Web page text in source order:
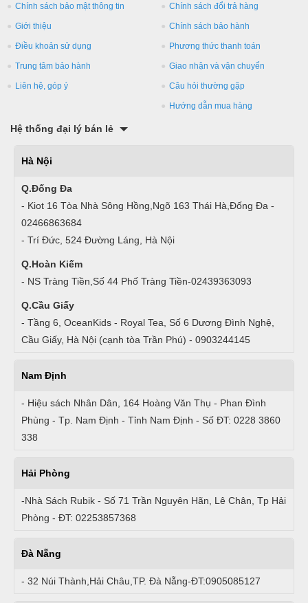
Chính sách bảo mật thông tin
Giới thiệu
Điều khoản sử dụng
Trung tâm bảo hành
Liên hệ, góp ý
Chính sách đổi trả hàng
Chính sách bảo hành
Phương thức thanh toán
Giao nhận và vận chuyển
Câu hỏi thường gặp
Hướng dẫn mua hàng
Hệ thống đại lý bán lẻ
Hà Nội
Q.Đống Đa
- Kiot 16 Tòa Nhà Sông Hồng,Ngõ 163 Thái Hà,Đống Đa -
02466863684
- Trí Đức, 524 Đường Láng, Hà Nội
Q.Hoàn Kiếm
- NS Tràng Tiền,Số 44 Phố Tràng Tiền-02439363093
Q.Cầu Giấy
- Tầng 6, OceanKids - Royal Tea, Số 6 Dương Đình Nghệ,
Cầu Giấy, Hà Nội (cạnh tòa Trần Phú) - 0903244145
Nam Định
- Hiệu sách Nhân Dân, 164 Hoàng Văn Thụ - Phan Đình
Phùng - Tp. Nam Định - Tỉnh Nam Định - Số ĐT: 0228 3860
338
Hải Phòng
-Nhà Sách Rubik - Số 71 Trần Nguyên Hãn, Lê Chân, Tp Hải
Phòng - ĐT: 02253857368
Đà Nẵng
- 32 Núi Thành,Hải Châu,TP. Đà Nẵng-ĐT:0905085127